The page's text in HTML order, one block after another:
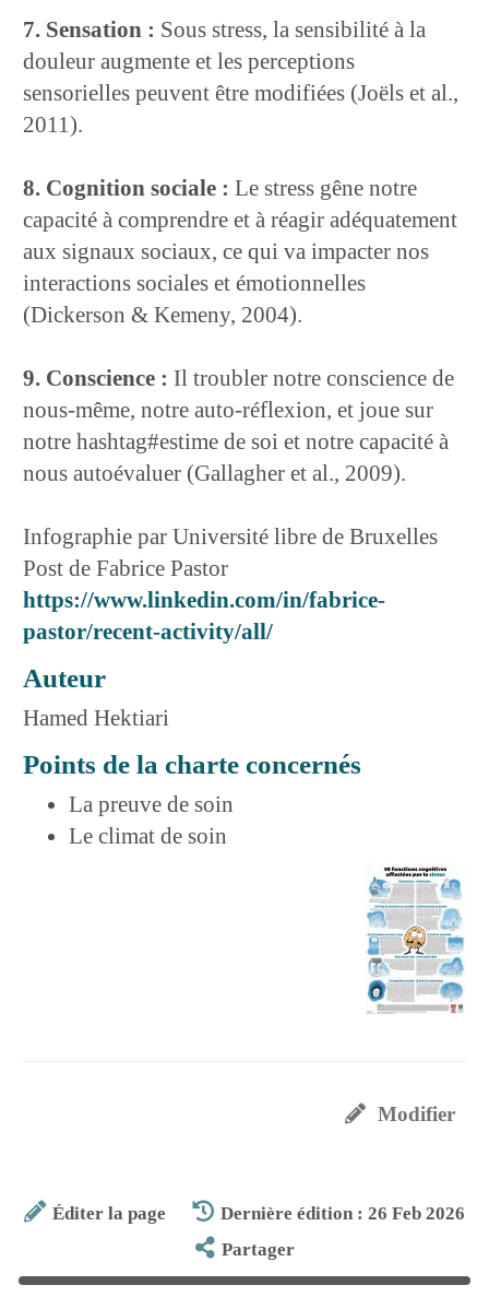
7. Sensation : Sous stress, la sensibilité à la
douleur augmente et les perceptions
sensorielles peuvent être modifiées (Joëls et al.,
2011).
8. Cognition sociale : Le stress gêne notre
capacité à comprendre et à réagir adéquatement
aux signaux sociaux, ce qui va impacter nos
interactions sociales et émotionnelles
(Dickerson & Kemeny, 2004).
9. Conscience : Il troubler notre conscience de
nous-même, notre auto-réflexion, et joue sur
notre hashtag#estime de soi et notre capacité à
nous autoévaluer (Gallagher et al., 2009).
Infographie par Université libre de Bruxelles
Post de Fabrice Pastor
https://www.linkedin.com/in/fabrice-
pastor/recent-activity/all/
Auteur
Hamed Hektiari
Points de la charte concernés
La preuve de soin
Le climat de soin
Modifier
Éditer la page
Dernière édition : 26 Feb 2026
Partager